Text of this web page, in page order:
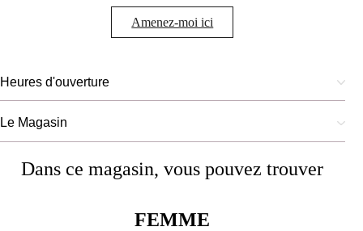
Amenez-moi ici
Heures d'ouverture
Le Magasin
Dans ce magasin, vous pouvez trouver
FEMME